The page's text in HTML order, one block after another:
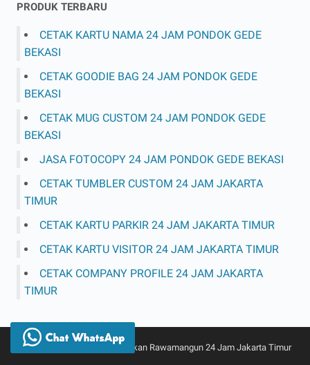
PRODUK TERBARU
CETAK KARTU NAMA 24 JAM PONDOK GEDE
BEKASI
CETAK GOODIE BAG 24 JAM PONDOK GEDE
BEKASI
CETAK MUG CUSTOM 24 JAM PONDOK GEDE
BEKASI
JASA FOTOCOPY 24 JAM PONDOK GEDE BEKASI
CETAK TUMBLER CUSTOM 24 JAM JAKARTA
TIMUR
CETAK KARTU PARKIR 24 JAM JAKARTA TIMUR
CETAK KARTU VISITOR 24 JAM JAKARTA TIMUR
CETAK COMPANY PROFILE 24 JAM JAKARTA
TIMUR
© 2024 - Syauqi Print Percetakan Rawamangun 24 Jam Jakarta Timur